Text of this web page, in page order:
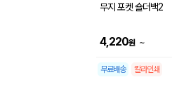
무지 포켓 숄더백2
4,220원 ~
무료배송 칼라인쇄